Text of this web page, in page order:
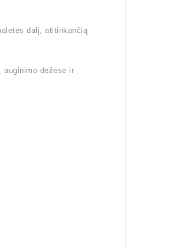
dalį, atitinkančią
auginimo dėžėse ir